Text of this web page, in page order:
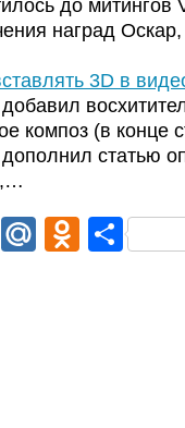
до митингов
наград Оскар,
3D в
композ (в конце
статью
EmailMail.Ru